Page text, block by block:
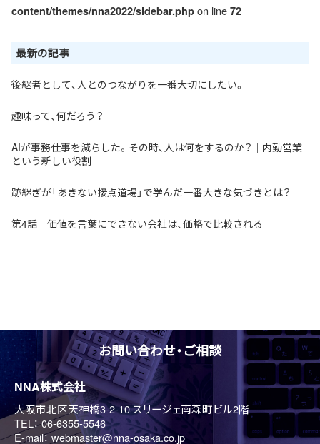
content/themes/nna2022/sidebar.php on line 72
最新の記事
後継者として、人とのつながりを一番大切にしたい。
趣味って、何だろう？
AIが事務仕事を減らした。その時、人は何をするのか？｜内勤営業
という新しい役割
跡継ぎが「あきない接点道場」で学んだ一番大きな気づきとは？
第4話 価値を言葉にできない会社は、価格で比較される
お問い合わせ・ご相談
NNA株式会社
大阪市北区天神橋3-2-10 スリージェ南森町ビル2階
TEL：06-6355-5546
E-mail：webmaster@nna-osaka.co.jp